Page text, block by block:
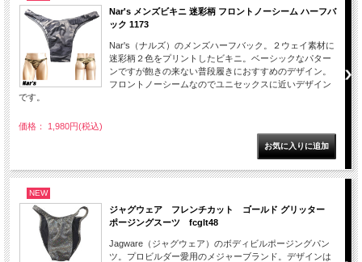
Nar's メンズビキニ 迷彩柄 フロントノーシーム ハーフバ
ック 1173
Nar's（ナルズ）のメンズハーフバック。２ウェイ素材に
迷彩柄２色をプリントしたビキニ。ベーシックなパター
ンですが飽きの来ない普段履きにおすすめのデザイン。
フロントノーシームなのでユニセックスに近いデザイン
です。
価格： 1,980円(税込)
NEW
ジャグウェア フレンチカット ゴールド グリッター
ポージングスーツ fcglt48
Jagware（ジャグウェア）のボディビルポージングパン
ツ。プロビルダー愛用のメジャーブランド。デザインは